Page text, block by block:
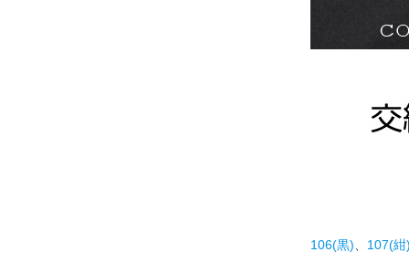
106(黒) 107(紺